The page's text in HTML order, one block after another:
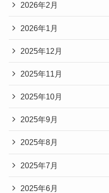
2026年2月
2026年1月
2025年12月
2025年11月
2025年10月
2025年9月
2025年8月
2025年7月
2025年6月